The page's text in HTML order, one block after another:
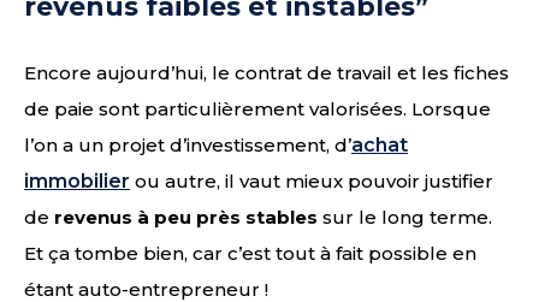
revenus faibles et instables”
Encore aujourd’hui, le contrat de travail et les fiches
de paie sont particulièrement valorisées. Lorsque
l’on a un projet d’investissement, d’achat
immobilier ou autre, il vaut mieux pouvoir justifier
de revenus à peu près stables sur le long terme.
Et ça tombe bien, car c’est tout à fait possible en
étant auto-entrepreneur !